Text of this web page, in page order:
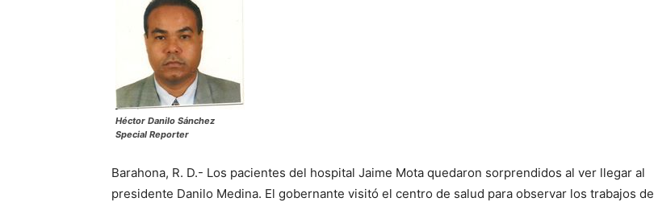
Héctor Danilo Sánchez
Special Reporter
Barahona, R. D.- Los pacientes del hospital Jaime Mota quedaron sorprendidos al ver llegar al
presidente Danilo Medina. El gobernante visitó el centro de salud para observar los trabajos de